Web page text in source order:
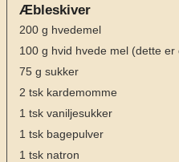
Æbleskiver
200 g hvedemel
100 g hvid hvede mel (dette er
75 g sukker
2 tsk kardemomme
1 tsk vaniljesukker
1 tsk bagepulver
1 tsk natron